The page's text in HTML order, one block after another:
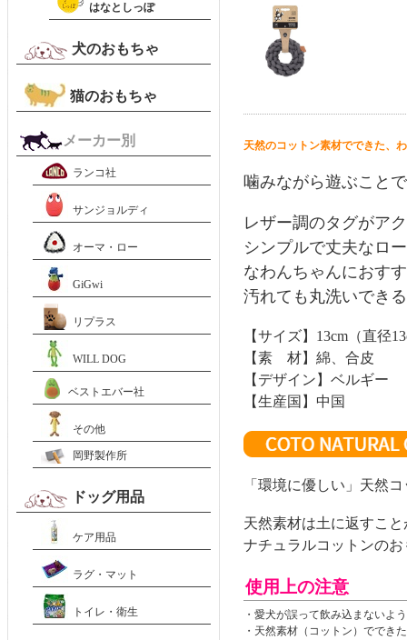
天然のコットン素材でできた、
噛みながら遊ぶこと
レザー調のタグがア
シンプルで丈夫なロ
なわんちゃんにおす
汚れても丸洗いでき
【サイズ】 13cm（直径
【素 材】綿、合皮
【デザイン】ベルギー
【生産国】中国
「環境に優しい」天然
天然素材は土に返すこ
ナチュラルコットンの
使用上の注意
・愛犬が誤って飲み込まないよ
・天然素材（コットン）ででき
はなとしっぽ
犬のおもちゃ
猫のおもちゃ
メーカー別
ランコ社
サンジョルディ
オーマ・ロー
GiGwi
リプラス
WILL DOG
ベストエバー社
その他
岡野製作所
ドッグ用品
ケア用品
ラグ・マット
トイレ・衛生